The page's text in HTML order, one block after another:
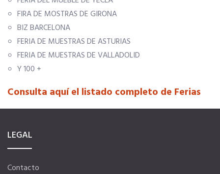
Seguro de vida
Tu CRM AC
FIRA DE MOSTRAS DE GIRONA
BIZ BARCELONA
FERIA DE MUESTRAS DE ASTURIAS
FERIA DE MUESTRAS DE VALLADOLID
Y 100 +
Consulta aquí el listado completo de Ferias
LEGAL
Contacto